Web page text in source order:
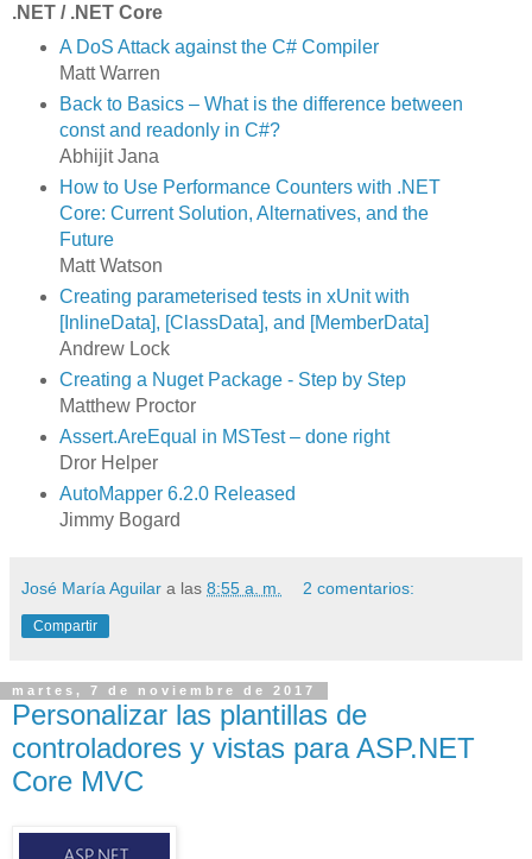
.NET / .NET Core
A DoS Attack against the C# Compiler
Matt Warren
Back to Basics – What is the difference between
const and readonly in C#?
Abhijit Jana
How to Use Performance Counters with .NET
Core: Current Solution, Alternatives, and the
Future
Matt Watson
Creating parameterised tests in xUnit with
[InlineData], [ClassData], and [MemberData]
Andrew Lock
Creating a Nuget Package - Step by Step
Matthew Proctor
Assert.AreEqual in MSTest – done right
Dror Helper
AutoMapper 6.2.0 Released
Jimmy Bogard
José María Aguilar a las 8:55 a. m. 2 comentarios:
Compartir
martes, 7 de noviembre de 2017
Personalizar las plantillas de
controladores y vistas para ASP.NET
Core MVC